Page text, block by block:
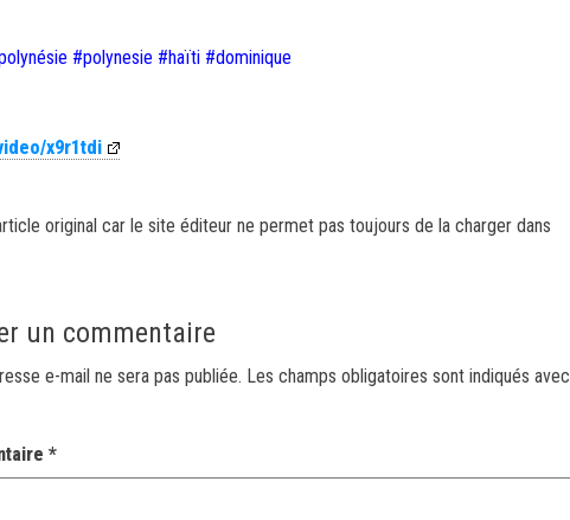
#polynesie #haïti #dominique
x9r1tdi
original car le site éditeur ne permet pas toujours de la charger dans
un commentaire
e-mail ne sera pas publiée. Les champs obligatoires sont indiqués avec
*